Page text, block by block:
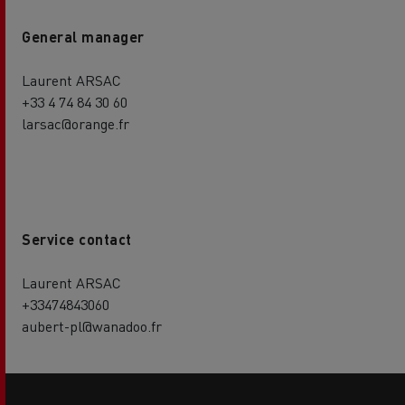
General manager
Laurent ARSAC
+33 4 74 84 30 60
larsac@orange.fr
Service contact
Laurent ARSAC
+33474843060
aubert-pl@wanadoo.fr